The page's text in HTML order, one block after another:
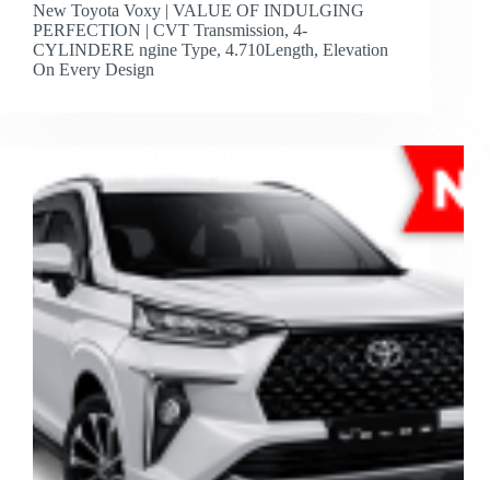
New Toyota Voxy | VALUE OF INDULGING
PERFECTION | CVT Transmission, 4-
CYLINDERE ngine Type, 4.710Length, Elevation
On Every Design